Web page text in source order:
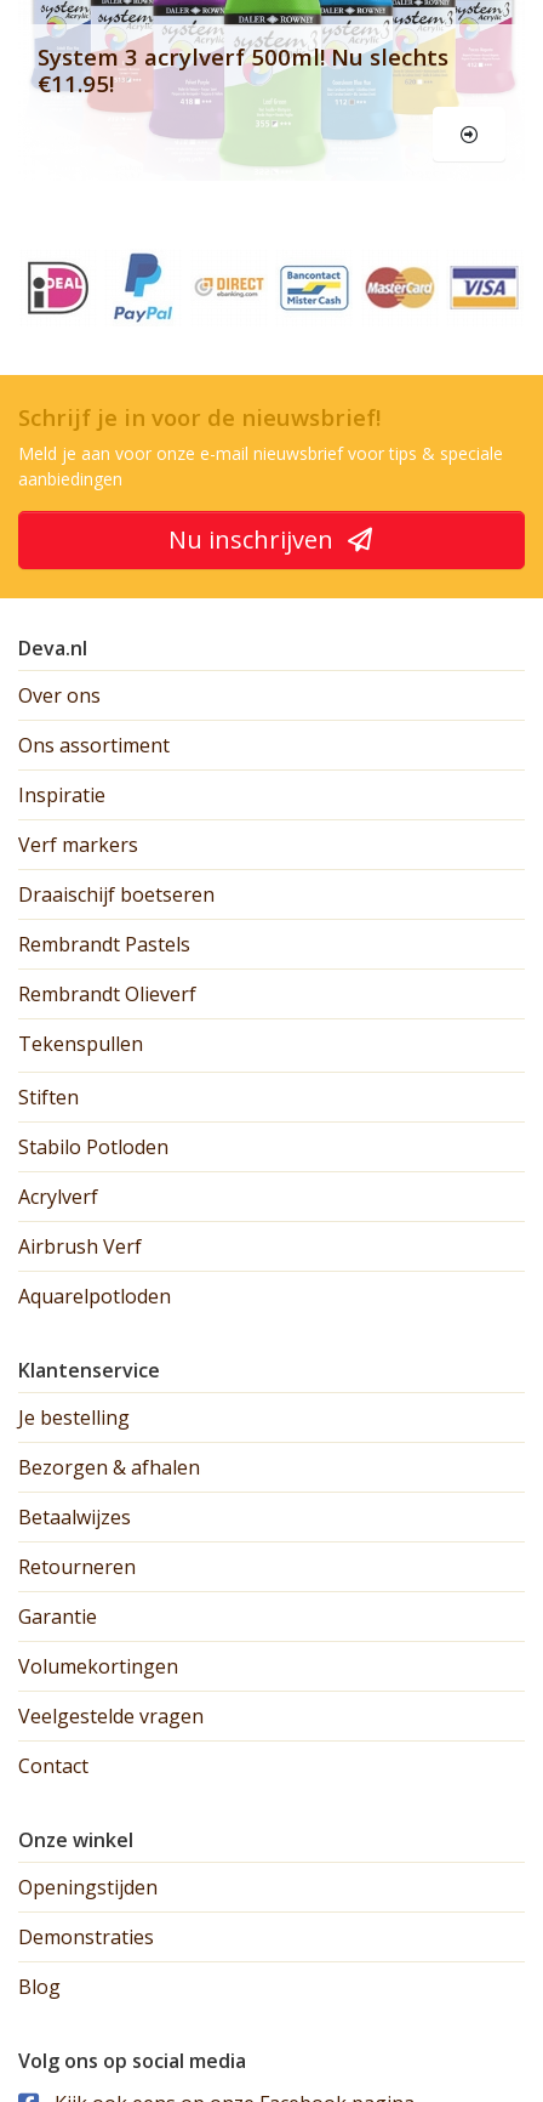
System 3 acrylverf 500ml! Nu slechts
€11.95!
Schrijf je in voor de nieuwsbrief!
Meld je aan voor onze e-mail nieuwsbrief voor tips & speciale
aanbiedingen
Nu inschrijven
Deva.nl
Over ons
Ons assortiment
Inspiratie
Verf markers
Draaischijf boetseren
Rembrandt Pastels
Rembrandt Olieverf
Tekenspullen
Stiften
Stabilo Potloden
Acrylverf
Airbrush Verf
Aquarelpotloden
Klantenservice
Je bestelling
Bezorgen & afhalen
Betaalwijzes
Retourneren
Garantie
Volumekortingen
Veelgestelde vragen
Contact
Onze winkel
Openingstijden
Demonstraties
Blog
Volg ons op social media